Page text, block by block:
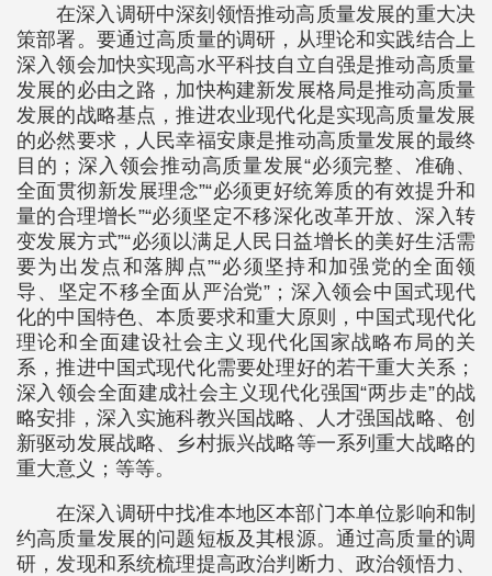
在深入调研中深刻领悟推动高质量发展的重大决
策部署。要通过高质量的调研，从理论和实践结合上
深入领会加快实现高水平科技自立自强是推动高质量
发展的必由之路，加快构建新发展格局是推动高质量
发展的战略基点，推进农业现代化是实现高质量发展
的必然要求，人民幸福安康是推动高质量发展的最终
目的；深入领会推动高质量发展“必须完整、准确、
全面贯彻新发展理念”“必须更好统筹质的有效提升和
量的合理增长”“必须坚定不移深化改革开放、深入转
变发展方式”“必须以满足人民日益增长的美好生活需
要为出发点和落脚点”“必须坚持和加强党的全面领
导、坚定不移全面从严治党”；深入领会中国式现代
化的中国特色、本质要求和重大原则，中国式现代化
理论和全面建设社会主义现代化国家战略布局的关
系，推进中国式现代化需要处理好的若干重大关系；
深入领会全面建成社会主义现代化强国“两步走”的战
略安排，深入实施科教兴国战略、人才强国战略、创
新驱动发展战略、乡村振兴战略等一系列重大战略的
重大意义；等等。
在深入调研中找准本地区本部门本单位影响和制
约高质量发展的问题短板及其根源。通过高质量的调
研，发现和系统梳理提高政治判断力、政治领悟力、